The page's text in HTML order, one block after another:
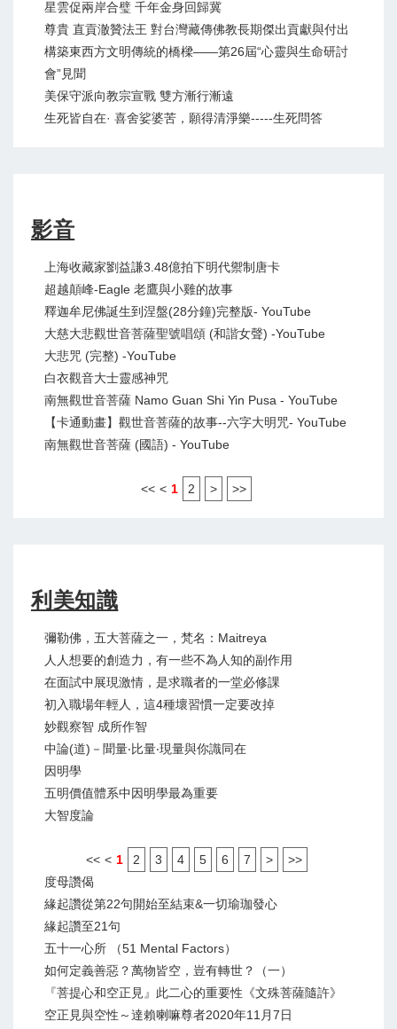
星雲促兩岸合璧 千年金身回歸冀
尊貴 直貢澈贊法王 對台灣藏傳佛教長期傑出貢獻與付出
構築東西方文明傳統的橋樑——第26屆“心靈與生命研討
會”見聞
美保守派向教宗宣戰 雙方漸行漸遠
生死皆自在· 喜舍娑婆苦，願得清淨樂-----生死問答
影音
上海收藏家劉益謙3.48億拍下明代禦制唐卡
超越顛峰-Eagle 老鷹與小雞的故事
釋迦牟尼佛誕生到涅盤(28分鐘)完整版- YouTube
大慈大悲觀世音菩薩聖號唱頌 (和諧女聲) -YouTube
大悲咒 (完整) -YouTube
白衣觀音大士靈感神咒
南無觀世音菩薩 Namo Guan Shi Yin Pusa - YouTube
【卡通動畫】觀世音菩薩的故事--六字大明咒- YouTube
南無觀世音菩薩 (國語) - YouTube
<< < 1 2 > >>
利美知識
彌勒佛，五大菩薩之一，梵名：Maitreya
人人想要的創造力，有一些不為人知的副作用
在面試中展現激情，是求職者的一堂必修課
初入職場年輕人，這4種壞習慣一定要改掉
妙觀察智 成所作智
中論(道)－聞量‧比量‧現量與你識同在
因明學
五明價值體系中因明學最為重要
大智度論
<< < 1 2 3 4 5 6 7 >
>>
度母讚偈
緣起讚從第22句開始至結束&一切瑜珈發心
緣起讚至21句
五十一心所 （51 Mental Factors）
如何定義善惡？萬物皆空，豈有轉世？（一）
『菩提心和空正見』此二心的重要性《文殊菩薩隨許》
空正見與空性～達賴喇嘛尊者2020年11月7日